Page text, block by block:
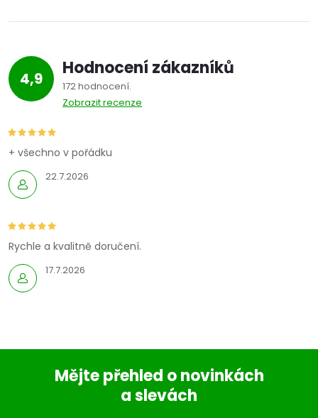
4,9 Hodnocení zákazníků
172 hodnocení
Zobrazit recenze
22.7.2026
+ všechno v pořádku
17.7.2026
Rychle a kvalitně doručení.
Mějte přehled o novinkách
a slevách